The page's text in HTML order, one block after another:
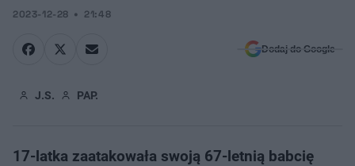
2023-12-28 21:48
Dodaj do Google
J.S. PAP.
17-latka zaatakowała swoją 67-letnią babcię